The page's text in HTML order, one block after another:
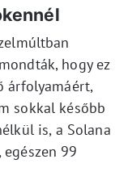
hogy ez
árfolyamáért,
sokkal később
is, a Solana
99